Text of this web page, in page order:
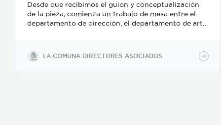
Desde que recibimos el guion y conceptualización
de la pieza, comienza un trabajo de mesa entre el
departamento de dirección, el departamento de arte,
buscamos reforzar la historia, nos centramos
fuertemente en la selección de casting, en el tono
para los actores con instrucciones claras, paletas de
LA COMUNA DIRECTORES ASOCIADOS